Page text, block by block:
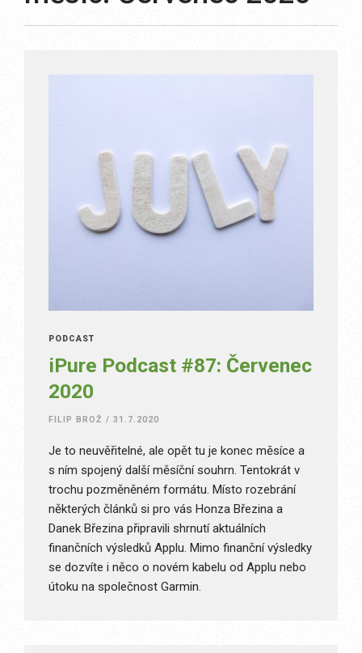
PODCAST
iPure Podcast #87: Červenec
2020
FILIP BROŽ / 31.7.2020
Je to neuvěřitelné, ale opět tu je konec měsíce a
s ním spojený další měsíční souhrn. Tentokrát v
trochu pozměněném formátu. Místo rozebrání
některých článků si pro vás Honza Březina a
Danek Březina připravili shrnutí aktuálních
finančních výsledků Applu. Mimo finanční výsledky
se dozvíte i něco o novém kabelu od Applu nebo
útoku na společnost Garmin.